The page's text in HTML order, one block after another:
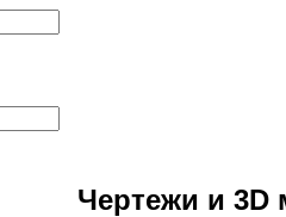
Чертежи и 3D